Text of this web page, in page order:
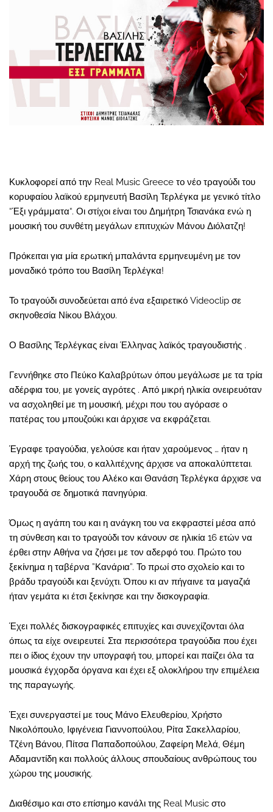
Κυκλοφορεί από την Real Music Greece το νέο τραγούδι του
κορυφαίου λαϊκού ερμηνευτή Βασίλη Τερλέγκα με γενικό τίτλο
“Έξι γράμματα“. Οι στίχοι είναι του Δημήτρη Τσιανάκα ενώ η
μουσική του συνθέτη μεγάλων επιτυχιών Μάνου Διόλατζη!
Πρόκειται για μία ερωτική μπαλάντα ερμηνευμένη με τον
μοναδικό τρόπο του Βασίλη Τερλέγκα!
Το τραγούδι συνοδεύεται από ένα εξαιρετικό Videoclip σε
σκηνοθεσία Νίκου Βλάχου.
Ο Βασίλης Τερλέγκας είναι Έλληνας λαϊκός τραγουδιστής .
Γεννήθηκε στο Πεύκο Καλαβρύτων όπου μεγάλωσε με τα τρία
αδέρφια του, με γονείς αγρότες . Από μικρή ηλικία ονειρευόταν
να ασχοληθεί με τη μουσική, μέχρι που του αγόρασε ο
πατέρας του μπουζούκι και άρχισε να εκφράζεται.
Έγραφε τραγούδια, γελούσε και ήταν χαρούμενος … ήταν η
αρχή της ζωής του, ο καλλιτέχνης άρχισε να αποκαλύπτεται.
Χάρη στους θείους του Αλέκο και Θανάση Τερλέγκα άρχισε να
τραγουδά σε δημοτικά πανηγύρια.
Όμως η αγάπη του και η ανάγκη του να εκφραστεί μέσα από
τη σύνθεση και το τραγούδι τον κάνουν σε ηλικία 16 ετών να
έρθει στην Αθήνα να ζήσει με τον αδερφό του. Πρώτο του
ξεκίνημα η ταβέρνα ”Κανάρια”. Το πρωί στο σχολείο και το
βράδυ τραγούδι και ξενύχτι. Όπου κι αν πήγαινε τα μαγαζιά
ήταν γεμάτα κι έτσι ξεκίνησε και την δισκογραφία.
Έχει πολλές δισκογραφικές επιτυχίες και συνεχίζονται όλα
όπως τα είχε ονειρευτεί. Στα περισσότερα τραγούδια που έχει
πει ο ίδιος έχουν την υπογραφή του, μπορεί και παίζει όλα τα
μουσικά έγχορδα όργανα και έχει εξ ολοκλήρου την επιμέλεια
της παραγωγής.
Έχει συνεργαστεί με τους Μάνο Ελευθερίου, Χρήστο
Νικολόπουλο, Ιφιγένεια Γιαννοπούλου, Ρίτα Σακελλαρίου,
Τζένη Βάνου, Πίτσα Παπαδοπούλου, Ζαφείρη Μελά, Θέμη
Αδαμαντίδη και πολλούς άλλους σπουδαίους ανθρώπους του
χώρου της μουσικής.
Διαθέσιμο και στο επίσημο κανάλι της Real Music στο